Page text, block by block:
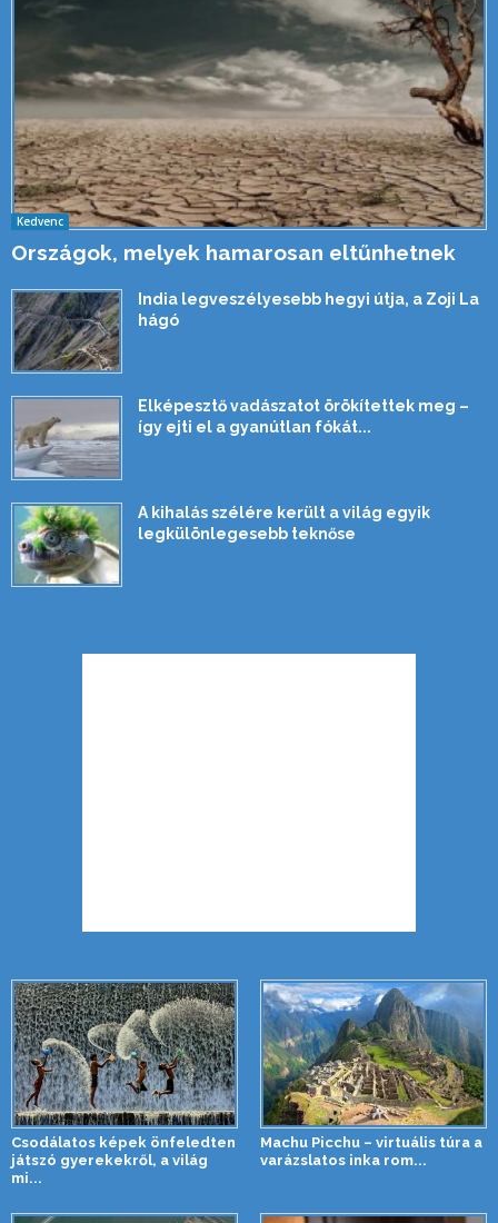
Kedvenc
Országok, melyek hamarosan eltűnhetnek
India legveszélyesebb hegyi útja, a Zoji La
hágó
Elképesztő vadászatot örökítettek meg –
így ejti el a gyanútlan fókát...
A kihalás szélére került a világ egyik
legkülönlegesebb teknőse
Csodálatos képek önfeledten
játszó gyerekekről, a világ
mi...
Machu Picchu – virtuális túra a
varázslatos inka rom...